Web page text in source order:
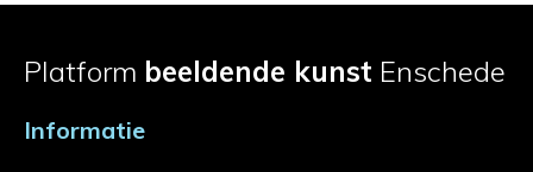
Platform beeldende kunst Enschede
Informatie